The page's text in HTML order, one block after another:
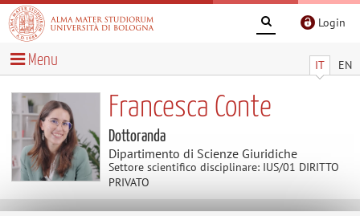
Login
IT EN
Menu
Francesca Conte
Dottoranda
Dipartimento di Scienze Giuridiche
Settore scientifico disciplinare: IUS/01 DIRITTO
PRIVATO